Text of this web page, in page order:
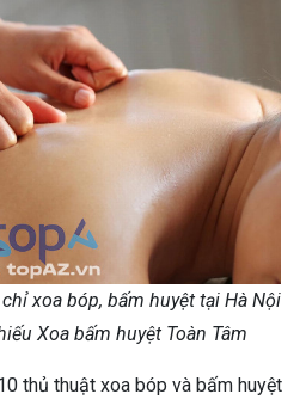
xoa bóp, bấm huyệt tại Hà Nội
Xoa bấm huyệt Toàn Tâm
thủ thuật xoa bóp và bấm huyệt